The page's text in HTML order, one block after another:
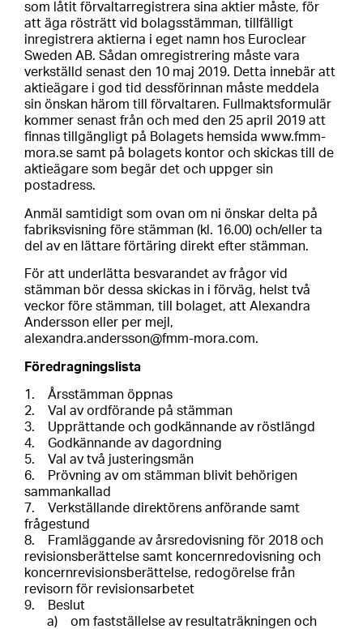
som låtit förvaltarregistrera sina aktier måste, för
att äga rösträtt vid bolagsstämman, tillfälligt
inregistrera aktierna i eget namn hos Euroclear
Sweden AB. Sådan omregistrering måste vara
verkställd senast den 10 maj 2019. Detta innebär att
aktieägare i god tid dessförinnan måste meddela
sin önskan härom till förvaltaren. Fullmaktsformulär
kommer senast från och med den 25 april 2019 att
finnas tillgängligt på Bolagets hemsida www.fmm-
mora.se samt på bolagets kontor och skickas till de
aktieägare som begär det och uppger sin
postadress.
Anmäl samtidigt som ovan om ni önskar delta på
fabriksvisning före stämman (kl. 16.00) och/eller ta
del av en lättare förtäring direkt efter stämman.
För att underlätta besvarandet av frågor vid
stämman bör dessa skickas in i förväg, helst två
veckor före stämman, till bolaget, att Alexandra
Andersson eller per mejl,
alexandra.andersson@fmm-mora.com.
Föredragningslista
1. Årsstämman öppnas
2. Val av ordförande på stämman
3. Upprättande och godkännande av röstlängd
4. Godkännande av dagordning
5. Val av två justeringsmän
6.
Prövning av om stämman blivit behörigen
sammankallad
7. Verkställande direktörens anförande samt
frågestund
8.
Framläggande av årsredovisning för 2018 och
revisionsberättelse samt koncernredovisning och
koncernrevisionsberättelse, redogörelse från
revisorn för revisionsarbetet
9.
Beslut
a) om fastställelse av resultaträkningen och